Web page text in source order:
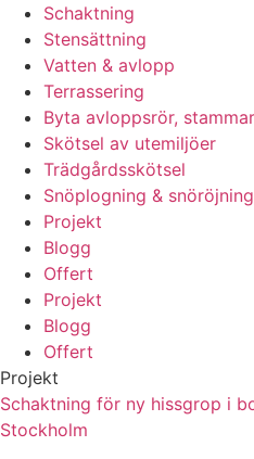
Schaktning
Stensättning
Vatten & avlopp
Terrassering
Byta avloppsrör,
Skötsel av utemiljöer
Trädgårdsskötsel
Snöplogning & snöröjning
Projekt
Blogg
Offert
Projekt
Blogg
Offert
Projekt
Schaktning för ny hissgrop i
Stockholm